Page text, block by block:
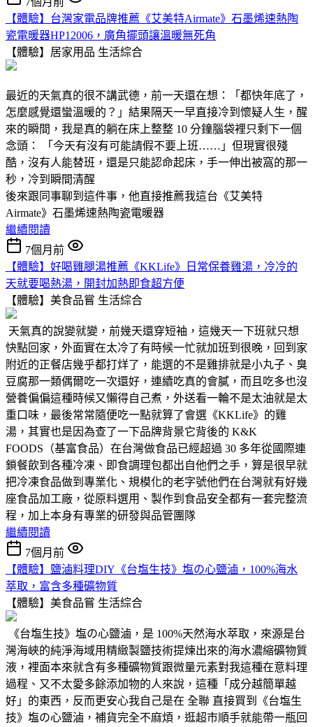
【體驗】台灣家電品牌推薦《艾美特Airmate》石墨烯速熱陶
瓷電暖器HP12006，廣角擺頭讓溫暖無死角
【體驗】居家用品 生活綜合
最近的天氣真的很不講武德，前一天還在想：「都快年底了，
怎麼感覺還蠻溫暖的？」結果隔天一早直接冷到懷疑人生，醒
來的瞬間，我是真的躺在床上整整 10 分鐘腦袋裡只剩下一個
念頭： 「今天有沒有可能請假不要上班……」但現實很殘
酷，沒有人能替班，還是只能認命起床，手一伸出被窩的那一
秒，冷到瞬間清醒
後來跟同事聊到這件事，他直接推薦我這台《艾美特
Airmate》石墨烯速熱陶瓷電暖器
繼續閱讀
7個月前
【體驗】好喝雞腿湯推薦《KKLife》日常保養雞湯，冷冷的
天就要喝熱湯，開封加熱即食超方便
【體驗】美食品嘗 生活綜合
天氣真的說變就變，前幾天還穿短袖，這幾天一下班就只想
快點回家，外面實在太冷了有時候一忙就加班到很晚，回到家
附近的正餐店幾乎都打烊了，能選的不是雞排就是小丸子、臭
豆腐那一類偶爾吃一次還好，連續吃真的會膩，而且吃多也沒
營養偏偏這種時候又懶得自己煮，外送看一輪不是太油就是太
重口味，最後常常隨便吃一點就算了會選《KKLife》的雞
湯，其實也是因為查了一下品牌背景它背後的 K&K
FOODS（基富食品）在台灣做食品已經超過 30 多年從國際連
鎖餐飲到各種冷凍、即食調理包都出自他們之手，算是很早就
把冷凍食品做到專業化、規模化的老字號他們在台灣就有好幾
座食品加工廠，從原料選用、製作到食品安全都有一套完整流
程，加上本身有專業的研發與品管團隊
繼續閱讀
7個月前
【體驗】鹽滷料理DIY《台塩生技》塩の心鹽滷，100%海水
萃取，富含多種礦物質
【體驗】美食品嘗 生活綜合
《台塩生技》塩の心鹽滷，是 100%天然海水萃取，來源是台
灣海峽的純淨海域用精緻製鹽技術提煉出來的海水濃縮礦物質
液，裡面本來就含有多種礦物質跟微量元素對我這種在意料理
過程、又不太愛多餘添加物的人來說，這種「成分越簡單越
好」的東西，反而更安心我自己是在 全聯 直接買到《台塩生
技》塩の心鹽滷，補貨完全不麻煩，逛超市順手就能帶一瓶回